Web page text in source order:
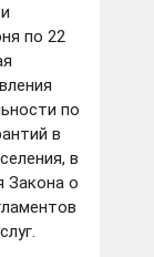
по 22
по
в
в
Закона о